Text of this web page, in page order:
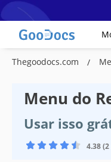
Thegoodocs.com
Menu do
Usar isso
4.38